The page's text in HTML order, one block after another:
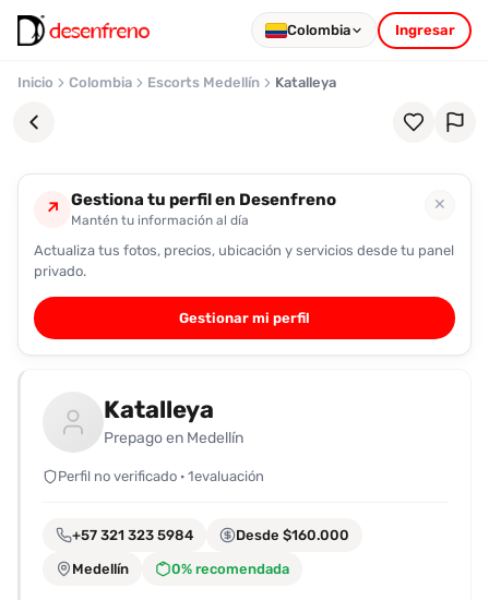
Colombia Ingresar
Inicio Colombia Escorts Medellín Katalleya
Favoritos
Pronto
podrás
registrarte
guardar
favoritas
para
fácilmente.
↗ Gestiona tu perfil en Desenfreno
Mantén tu información al día
✕
Actualiza tus fotos, precios, ubicación y servicios desde tu panel
privado.
Gestionar mi perfil
Katalleya
Prepago en Medellín
Perfil no verificado · 1evaluación
+57 321 323 5984 Desde $160.000
Medellín 0% recomendada